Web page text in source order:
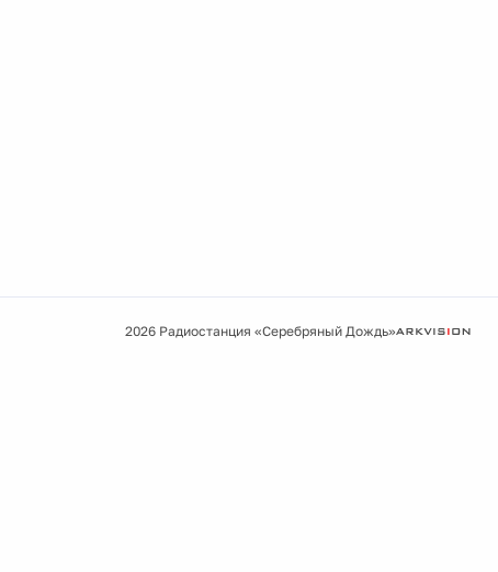
2026 Радиостанция «Серебряный Дождь»